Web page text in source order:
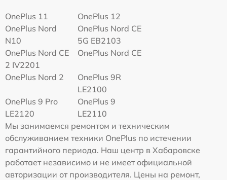
OnePlus 11
OnePlus 12
OnePlus Nord
N10
OnePlus Nord CE
5G EB2103
OnePlus Nord CE
2 IV2201
OnePlus Nord CE
OnePlus Nord 2
OnePlus 9R
LE2100
OnePlus 9 Pro
LE2120
OnePlus 9
LE2110
Мы занимаемся ремонтом и техническим
обслуживанием техники OnePlus по истечении
гарантийного периода. Наш центр в Хабаровске
работает независимо и не имеет официальной
авторизации от производителя. Цены на ремонт,